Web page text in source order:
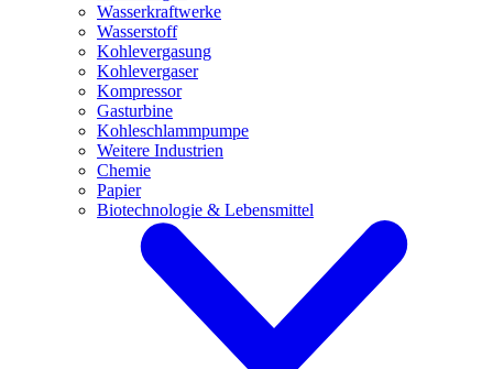
Wasserkraftwerke
Wasserstoff
Kohlevergasung
Kohlevergaser
Kompressor
Gasturbine
Kohleschlammpumpe
Weitere Industrien
Chemie
Papier
Biotechnologie & Lebensmittel